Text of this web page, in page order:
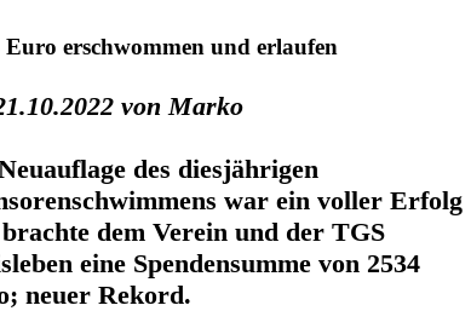
Euro erschwommen und erlaufen
von Marko
des diesjährigen
war ein voller Erfolg
dem Verein und der TGS
eine Spendensumme von 2534
neuer Rekord.